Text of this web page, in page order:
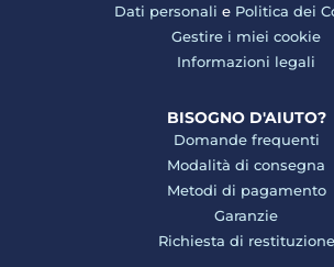
Dati personali e Politica dei
Gestire i miei cookie
Informazioni legali
BISOGNO D'AIUTO?
Domande frequenti
Modalità di consegna
Metodi di pagamento
Garanzie
Richiesta di restituzione